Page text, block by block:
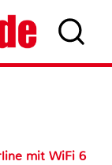
mit WiFi 6